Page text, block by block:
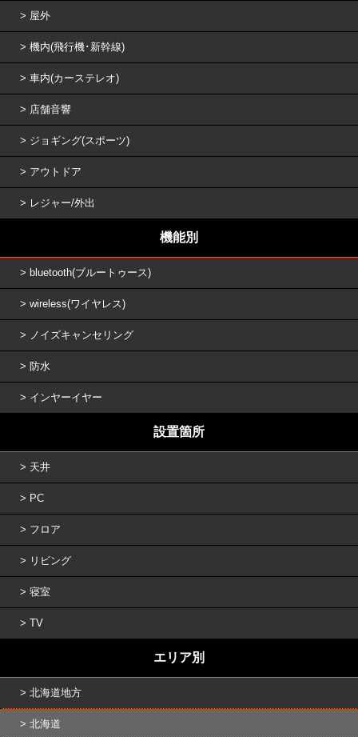
屋外
機内(飛行機･新幹線)
車内(カーステレオ)
店舗音響
ジョギング(スポーツ)
アウトドア
レジャー/外出
機能別
bluetooth(ブルートゥース)
wireless(ワイヤレス)
ノイズキャンセリング
防水
インヤーイヤー
設置箇所
天井
PC
フロア
リビング
寝室
TV
エリア別
北海道地方
北海道